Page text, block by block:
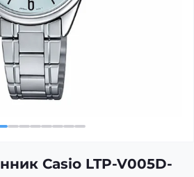
Casio LTP-V005D-